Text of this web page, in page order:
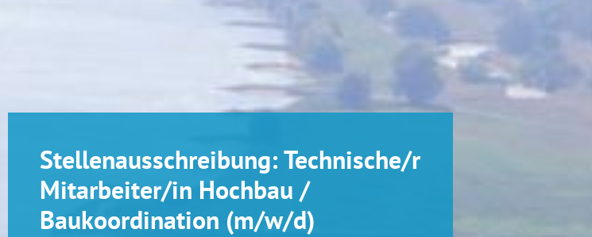
Stellenausschreibung: Technische/r
Mitarbeiter/in Hochbau /
Baukoordination (m/w/d)